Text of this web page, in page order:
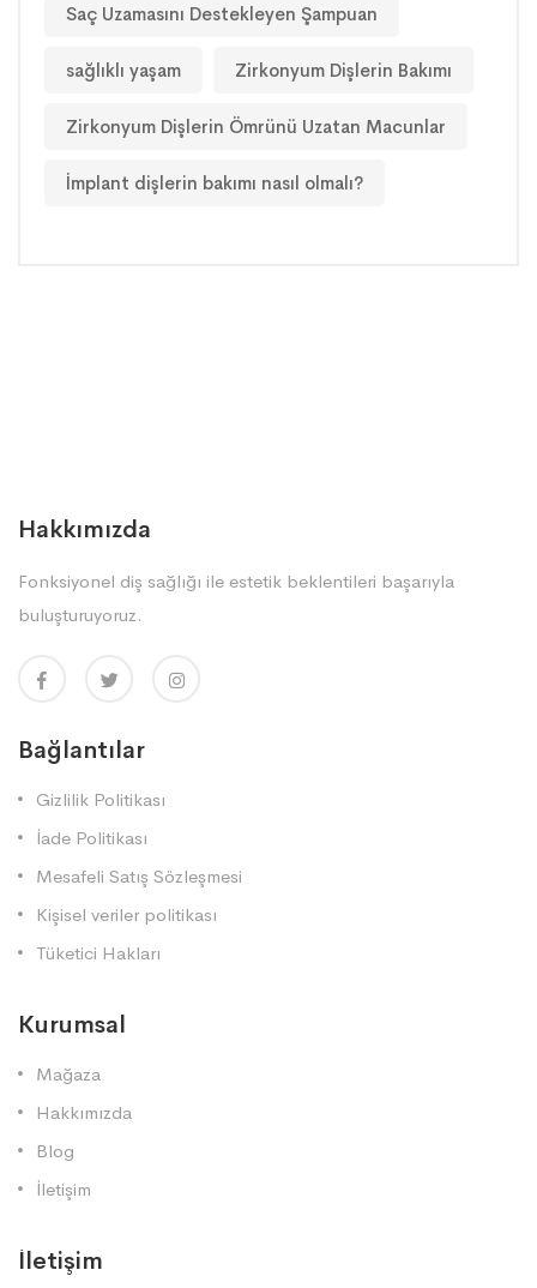
Saç Uzamasını Destekleyen Şampuan
sağlıklı yaşam Zirkonyum Dişlerin Bakımı
Zirkonyum Dişlerin Ömrünü Uzatan Macunlar
İmplant dişlerin bakımı nasıl olmalı?
Hakkımızda
Fonksiyonel diş sağlığı ile estetik beklentileri başarıyla
buluşturuyoruz.
Bağlantılar
Gizlilik Politikası
İade Politikası
Mesafeli Satış Sözleşmesi
Kişisel veriler politikası
Tüketici Hakları
Kurumsal
Mağaza
Hakkımızda
Blog
İletişim
İletişim